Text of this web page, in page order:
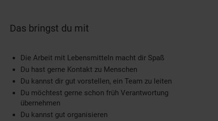
Das bringst du mit
Die Arbeit mit Lebensmitteln macht dir Spaß
Du hast gerne Kontakt zu Menschen
Du kannst dir gut vorstellen, ein Team zu leiten
Du möchtest gerne schon früh Verantwortung
übernehmen
Du kannst gut organisieren